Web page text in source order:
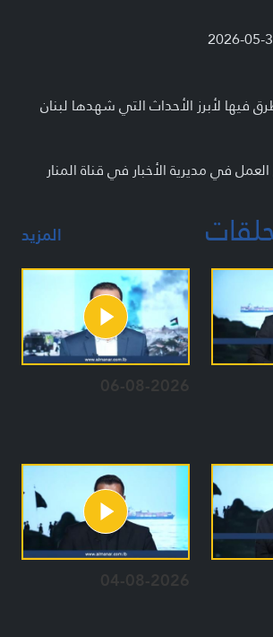
فيها لأبرز الأحداث التي شهدها لبنان
في مديرية الأخبار في قناة المنار
المزيد
06-08-2026
04-08-2026